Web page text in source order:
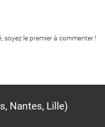
soyez le premier à commenter !
Nantes, Lille)